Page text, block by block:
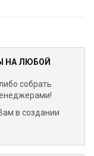
НА ЛЮБОЙ
собрать
в создании